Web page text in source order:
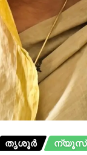
തൃശൂർ ന്യൂസ്